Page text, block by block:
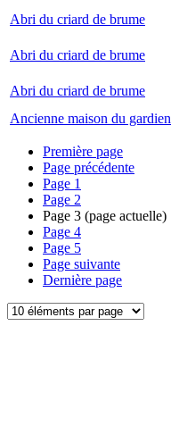
Abri du criard de brume
Abri du criard de brume
Abri du criard de brume
Ancienne maison du gardien
Première page
Page précédente
Page 1
Page 2
Page 3 (page actuelle)
Page 4
Page 5
Page suivante
Dernière page